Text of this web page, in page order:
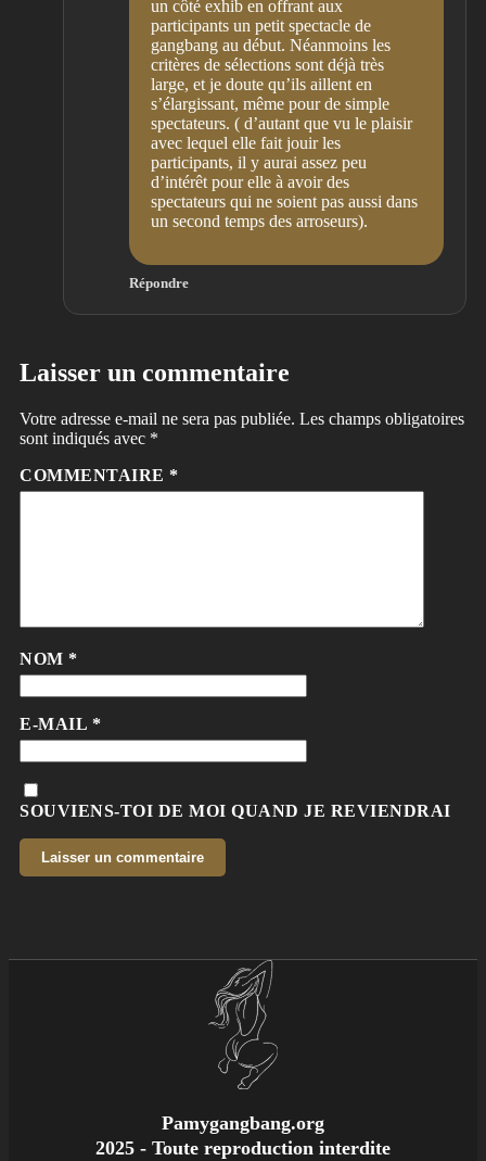
un côté exhib en offrant aux
participants un petit spectacle de
gangbang au début. Néanmoins les
critères de sélections sont déjà très
large, et je doute qu’ils aillent en
s’élargissant, même pour de simple
spectateurs. ( d’autant que vu le plaisir
avec lequel elle fait jouir les
participants, il y aurai assez peu
d’intérêt pour elle à avoir des
spectateurs qui ne soient pas aussi dans
un second temps des arroseurs).
Répondre
Laisser un commentaire
Votre adresse e-mail ne sera pas publiée. Les champs obligatoires
sont indiqués avec *
COMMENTAIRE *
NOM *
E-MAIL *
SOUVIENS-TOI DE MOI QUAND JE REVIENDRAI
Pamygangbang.org
2025 - Toute reproduction interdite